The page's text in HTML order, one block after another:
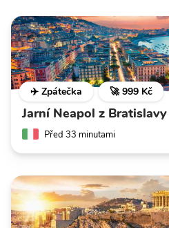
✈️ Zpátečka 🚀 999 Kč
Jarní Neapol z Bratislavy
Před 33 minutami